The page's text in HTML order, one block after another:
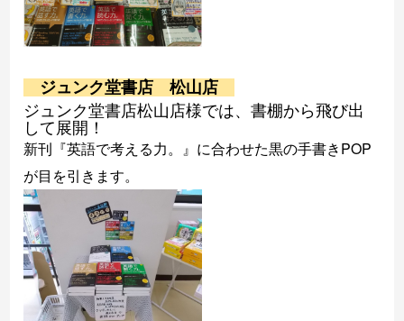
ジュンク堂書店 松山店
ジュンク堂書店松山店様では、書棚から飛び出
して展開！
新刊『英語で考える力。』に合わせた黒の手書きPOP
が目を引きます。